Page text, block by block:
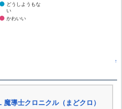
どうしようもな
い
かわいい
↑
魔導士クロニクル（まどクロ）